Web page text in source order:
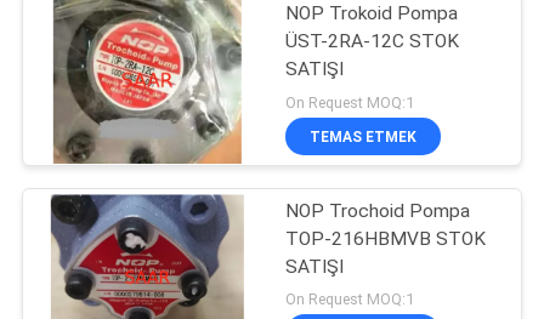
BIZIMLE
ILETIŞIME
GEÇIN
BIR
TEKLIF
ISTEĞI
Rexroth Filtre
Elemanı
NOP Trokoid Pompa
ÜST-2RA-12C STOK
SATIŞI
On Request MOQ:1
TEMAS ETMEK
NOP Trochoid Pompa
TOP-216HBMVB STOK
SATIŞI
On Request MOQ:1